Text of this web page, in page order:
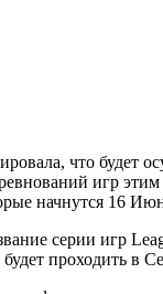
что будет
игр этим
начнутся 16
серии игр
проходить в